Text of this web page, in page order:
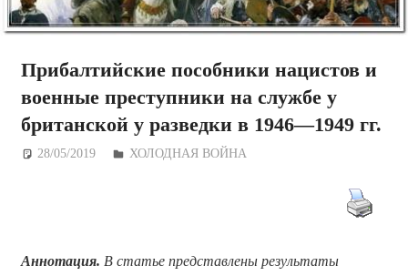
Прибалтийские пособники нацистов и
военные преступники на службе у
британской у разведки в 1946—1949 гг.
28/05/2019 Дежурный по Редакции
ХОЛОДНАЯ ВОЙНА
Аннотация. В статье представлены результаты